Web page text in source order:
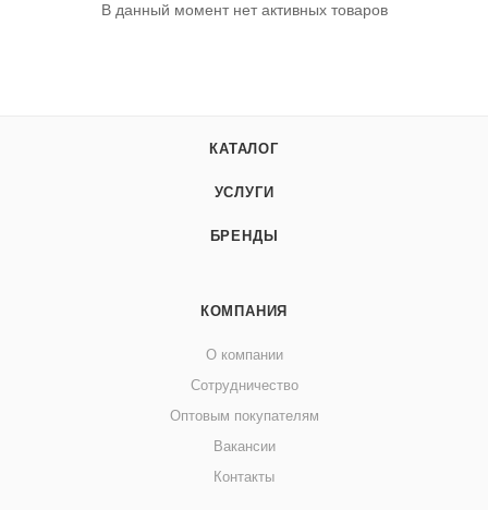
В данный момент нет активных товаров
КАТАЛОГ
УСЛУГИ
БРЕНДЫ
КОМПАНИЯ
О компании
Сотрудничество
Оптовым покупателям
Вакансии
Контакты